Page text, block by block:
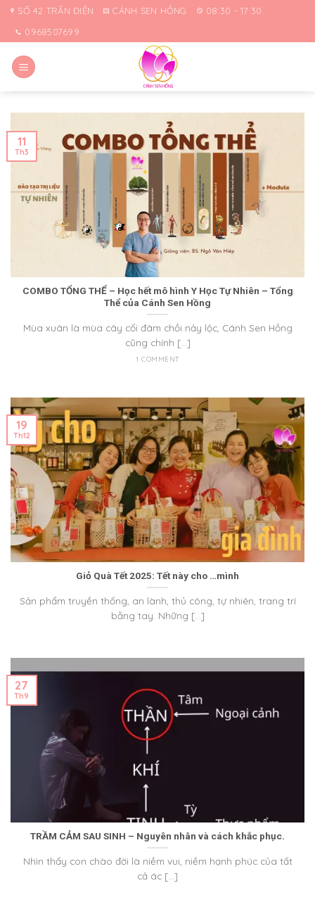
Skip
content
SỐ 42 TRẦN ĐIỀN CÁNH SEN HỒNG
08:30 - 17:30
0968507699
COMBO TỔNG THỂ – Học hết mô hình Y Học Tự Nhiên – Tổng
Thể của Cánh Sen Hồng
Mùa xuân là mùa cây cối đâm chồi nảy lộc, Cánh Sen Hồng
cũng chính [...]
1 COMMENT
11
Th3
Giỏ Quà Tết 2025: Tết này cho …mình
Sản phẩm truyền thống, an lành, thủ công, tự nhiên, trang trí
bằng tay. Những [...]
19
Th12
TRẦM CẢM SAU SINH – Nguyên nhân và cách khắc phục.
Nhìn thấy con chào đời là niềm vui, niềm hạnh phúc của tất
cả ác [...]
27
Th9